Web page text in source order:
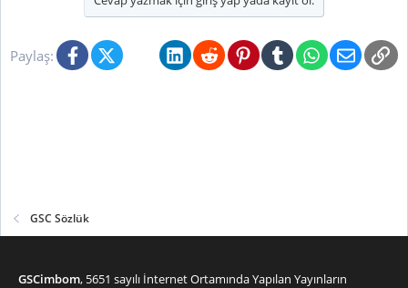
Paylaş: FacebookX (Twitter)BlueskyLinkedInRedditPinterestTumblrWhatsApp
E-posta
GSC Sözlük
GSCimbom, 5651 sayılı İnternet Ortamında Yapılan Yayınların